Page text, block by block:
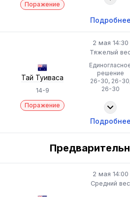
Поражение
Подробнее
2 мая 14:30
Тяжелый
Тай Туиваса
14-9
Поражение
решение
26-30, 26-
26-30
Подробнее
2 мая 14:00
Средний вес